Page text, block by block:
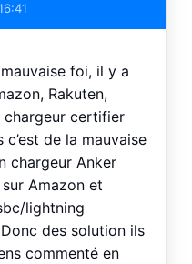
foi, il y a
Rakuten,
chargeur certifier
de la mauvaise
chargeur Anker
Amazon et
lightning
des solution ils
commenté en